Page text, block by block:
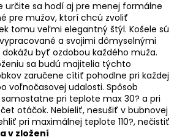
určite sa hodí aj pre menej formálne
pre mužov, ktorí chcú zvoliť
tomu veľmi elegantný štýl. Košele sú
a svojimi dômyselnými
byť ozdobou každého muža.
sa budú majitelia týchto
zaručene cítiť pohodlne pri každej
voľnočasovej udalosti. Spôsob
pri teplote max 30? a pri
otáčok. Nebieliť, nesušiť v bubnovej
pri maximálnej teplote 110?, nečistiť
v zložení